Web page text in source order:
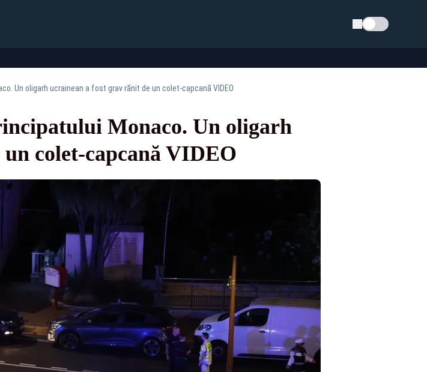
Schimba tema
Un oligarh ucrainean a fost grav rănit de un colet-capcană VIDEO
Monaco. Un oligarh
colet-capcană VIDEO